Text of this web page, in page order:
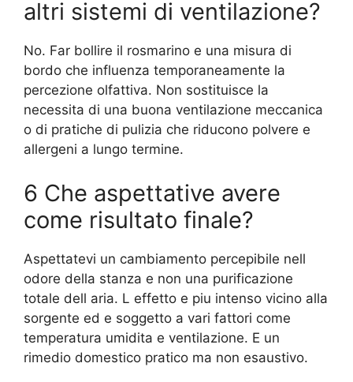
altri sistemi di ventilazione?
No. Far bollire il rosmarino e una misura di
bordo che influenza temporaneamente la
percezione olfattiva. Non sostituisce la
necessita di una buona ventilazione meccanica
o di pratiche di pulizia che riducono polvere e
allergeni a lungo termine.
6 Che aspettative avere
come risultato finale?
Aspettatevi un cambiamento percepibile nell
odore della stanza e non una purificazione
totale dell aria. L effetto e piu intenso vicino alla
sorgente ed e soggetto a vari fattori come
temperatura umidita e ventilazione. E un
rimedio domestico pratico ma non esaustivo.